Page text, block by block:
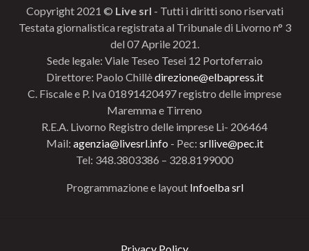
Copyright 2021 © Live srl - Tutti i diritti sono riservati
Testata giornalistica registrata al Tribunale di Livorno n° 3
del 07 Aprile 2021.
Sede legale: Viale Teseo Tesei 12 Portoferraio
Direttore: Paolo Chillèdirezione@elbapress.it
C. Fiscale e P. Iva 01891420497 registro delle imprese
Maremma e Tirreno
R.E.A. Livorno Registro delle imprese Li- 206464
Mail: agenzia@livesrl.info - Pec: srllive@pec.it
Tel: 348.3803386 – 328.8199000
Programmazione e layout Infoelba srl